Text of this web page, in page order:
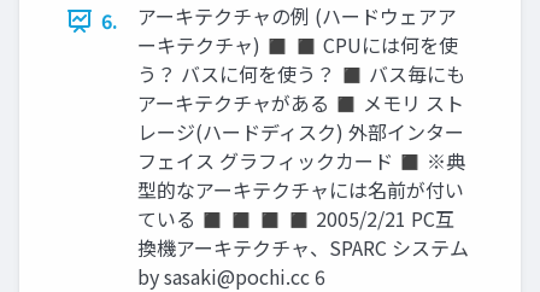
6.
アーキテクチャの例 (ハードウェアア
ーキテクチャ) ◼ ◼ CPUには何を使
う？ バスに何を使う？ ◼ バス毎にも
アーキテクチャがある ◼ メモリ スト
レージ(ハードディスク) 外部インター
フェイス グラフィックカード ◼ ※典
型的なアーキテクチャには名前が付い
ている ◼ ◼ ◼ ◼ 2005/2/21 PC互
換機アーキテクチャ、SPARC システム
bysasaki@pochi.cc6